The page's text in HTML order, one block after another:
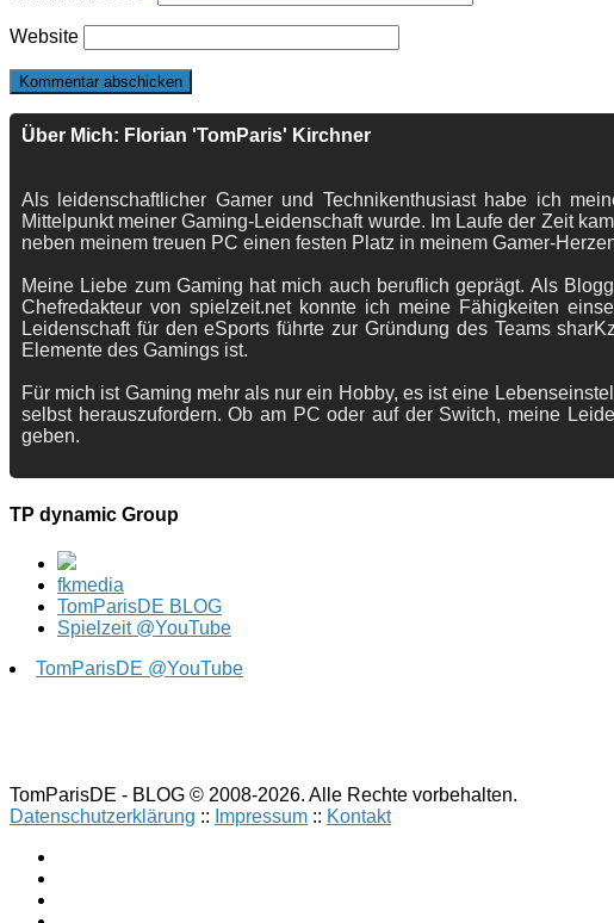
Website
Über Mich: Florian 'TomParis' Kirchner
Als leidenschaftlicher Gamer und Technikenthusiast habe ich
Mittelpunkt meiner Gaming-Leidenschaft wurde. Im Laufe der Zeit
neben meinem treuen PC einen festen Platz in meinem Gamer-
Meine Liebe zum Gaming hat mich auch beruflich geprägt. Als
Chefredakteur von spielzeit.net konnte ich meine Fähigkeiten
Leidenschaft für den eSports führte zur Gründung des Teams
Elemente des Gamings ist.
Für mich ist Gaming mehr als nur ein Hobby, es ist eine
selbst herauszufordern. Ob am PC oder auf der Switch, meine
geben.
TP dynamic Group
fkmedia
TomParisDE BLOG
Spielzeit @YouTube
TomParisDE @YouTube
TomParisDE - BLOG © 2008-2026. Alle Rechte vorbehalten.
Datenschutzerklärung :: Impressum :: Kontakt